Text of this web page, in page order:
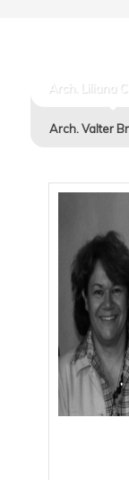
Arch. Liliana
Arch. Valter